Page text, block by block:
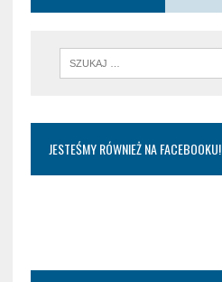
JESTEŚMY RÓWNIEŻ NA FACEBOOKU!